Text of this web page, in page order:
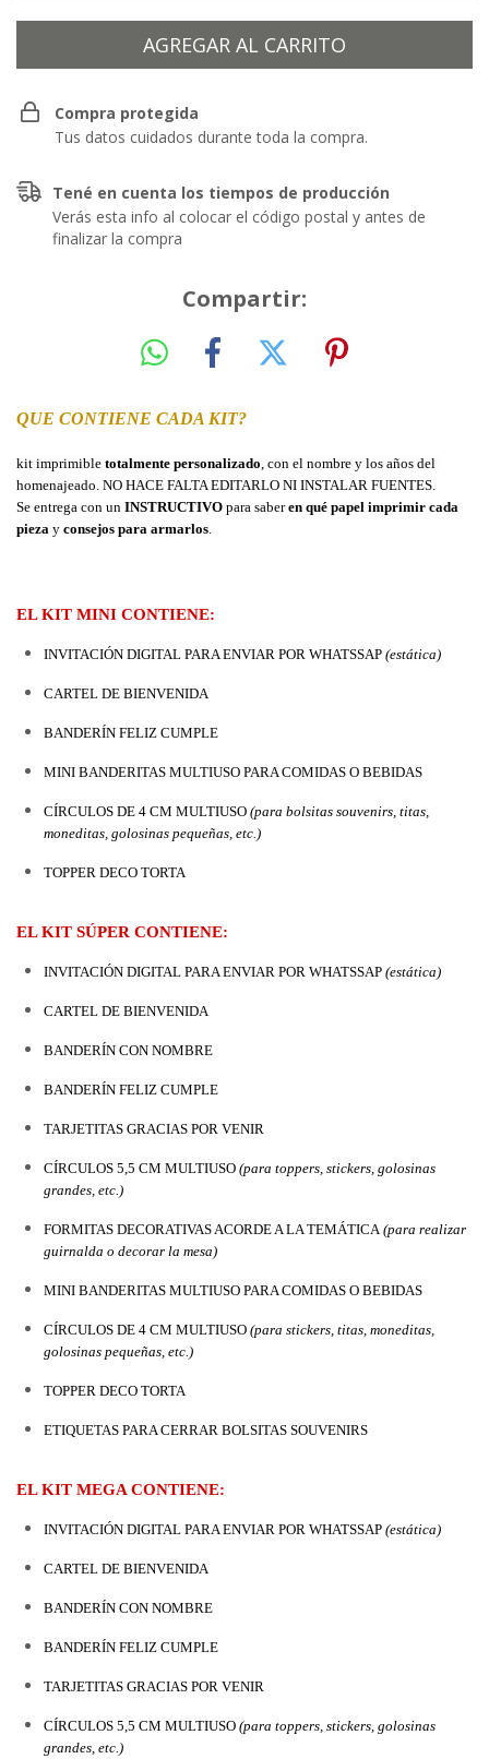
Compra protegida
Tus datos cuidados durante toda la compra.
Tené en cuenta los tiempos de producción
Verás esta info al colocar el código postal y antes de
finalizar la compra
Compartir:
QUE CONTIENE CADA KIT?
kit imprimible totalmente personalizado, con el nombre y los años del
homenajeado. NO HACE FALTA EDITARLO NI INSTALAR FUENTES.
Se entrega con un INSTRUCTIVO para saber en qué papel imprimir cada
pieza y consejos para armarlos.
EL KIT MINI CONTIENE:
INVITACIÓN DIGITAL PARA ENVIAR POR WHATSSAP (estática)
CARTEL DE BIENVENIDA
BANDERÍN FELIZ CUMPLE
MINI BANDERITAS MULTIUSO PARA COMIDAS O BEBIDAS
CÍRCULOS DE 4 CM MULTIUSO (para bolsitas souvenirs, titas,
moneditas, golosinas pequeñas, etc.)
TOPPER DECO TORTA
EL KIT SÚPER CONTIENE:
INVITACIÓN DIGITAL PARA ENVIAR POR WHATSSAP (estática)
CARTEL DE BIENVENIDA
BANDERÍN CON NOMBRE
BANDERÍN FELIZ CUMPLE
TARJETITAS GRACIAS POR VENIR
CÍRCULOS 5,5 CM MULTIUSO (para toppers, stickers, golosinas
grandes, etc.)
FORMITAS DECORATIVAS ACORDE A LA TEMÁTICA (para realizar
guirnalda o decorar la mesa)
MINI BANDERITAS MULTIUSO PARA COMIDAS O BEBIDAS
CÍRCULOS DE 4 CM MULTIUSO (para stickers, titas, moneditas,
golosinas pequeñas, etc.)
TOPPER DECO TORTA
ETIQUETAS PARA CERRAR BOLSITAS SOUVENIRS
EL KIT MEGA CONTIENE:
INVITACIÓN DIGITAL PARA ENVIAR POR WHATSSAP (estática)
CARTEL DE BIENVENIDA
BANDERÍN CON NOMBRE
BANDERÍN FELIZ CUMPLE
TARJETITAS GRACIAS POR VENIR
CÍRCULOS 5,5 CM MULTIUSO (para toppers, stickers, golosinas
grandes, etc.)